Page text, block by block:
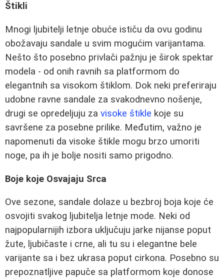
Štikli
Mnogi ljubitelji letnje obuće ističu da ovu godinu
obožavaju sandale u svim mogućim varijantama.
Nešto što posebno privlači pažnju je širok spektar
modela - od onih ravnih sa platformom do
elegantnih sa visokom štiklom. Dok neki preferiraju
udobne ravne sandale za svakodnevno nošenje,
drugi se opredeljuju za visoke štikle koje su
savršene za posebne prilike. Međutim, važno je
napomenuti da visoke štikle mogu brzo umoriti
noge, pa ih je bolje nositi samo prigodno.
Boje koje Osvajaju Srca
Ove sezone, sandale dolaze u bezbroj boja koje će
osvojiti svakog ljubitelja letnje mode. Neki od
najpopularnijih izbora uključuju jarke nijanse poput
žute, ljubičaste i crne, ali tu su i elegantne bele
varijante sa i bez ukrasa poput cirkona. Posebno su
prepoznatljive papuče sa platformom koje donose